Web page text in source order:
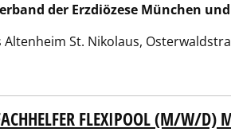
der Erzdiözese München
Altenheim St. Nikolaus,
München und Freising e.V.
FLEXIPOOL (M/W/D)